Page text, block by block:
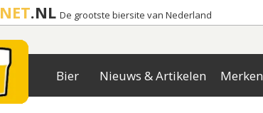
NET.NL De grootste biersite van Nederland
Bier Nieuws & Artikelen Merken